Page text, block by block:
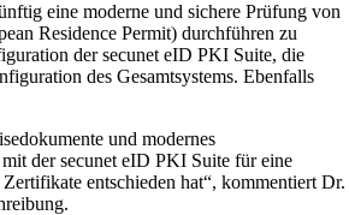
eine moderne und sichere Prüfung von
Residence Permit) durchführen zu
der secunet eID PKI Suite, die
des Gesamtsystems. Ebenfalls
und modernes
der secunet eID PKI Suite für eine
entschieden hat“, kommentiert Dr.